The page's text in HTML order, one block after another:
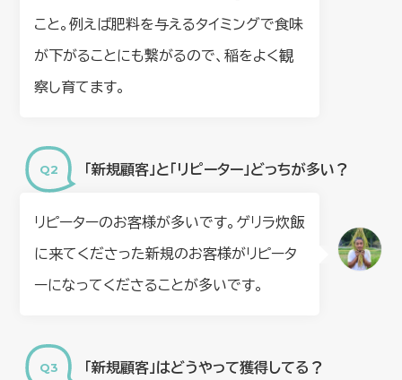
こと。例えば肥料を与えるタイミングで食味
が下がることにも繋がるので、稲をよく観
察し育てます。
「新規顧客」と「リピーター」どっちが多い？
リピーターのお客様が多いです。ゲリラ炊飯
に来てくださった新規のお客様がリピータ
ーになってくださることが多いです。
「新規顧客」はどうやって獲得してる？